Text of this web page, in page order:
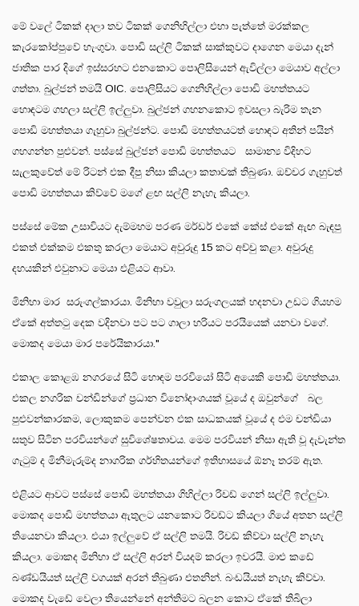
මේ වලේ ටිකක් දාලා තව ටිකක් ගෙනිහිල්ලා එහා පැත්තේ මරක්කල
කැරකෝප්පුවේ හැංගුවා. පොඩි සල්ලි ටිකක් සාක්කුවට දාගෙන මෙයා දැන්
ජාතික පාර දිගේ ඉස්සරහට එනකොට පොලිසියෙන් ඇවිල්ලා මෙයාව අල්ලා
ගත්තා. බුල්ජන් තමයි OIC. පොලිසියට ගෙනිහිල්ලා පොඩි මහත්තයට
හොඳටම ගහලා සල්ලි ඉල්ලුවා. බුල්ජන් ගහනකොට ඉවසලා බැරිම තැන
පොඩි මහත්තයා ගැහුවා බුල්ජන්ට. පොඩි මහත්තයටත් හොඳට අතින් පයින්
ගහගන්න පුළුවන්. පස්සේ බුල්ජන් පොඩි මහත්තයට සාමාන්‍ය විදිහට
සැලකුවේත් මේ රිටන් එක දීපු නිසා කියලා කතාවක් තිබුණා. ඔච්චර ගැහුවත්
පොඩි මහත්තයා කිව්වේ මගේ ළඟ සල්ලි නැහැ කියලා.
පස්සේ මේක උසාවියට දැම්මහම පරණ මර්ඩර් එකේ කේස් එකේ ඇඟ බැඳපු
එකත් එක්කම එකතු කරලා මෙයාට අවුරුදු 15 කට අච්චු කළා. අවුරුදු
දහයකින් එවුනාට මෙයා එළියට ආවා.
මිනිහා මාර සරුංගල්කාරයා. මිනිහා වවුලා සරුංගලයක් හදනවා උඩට ගියහම
ඒකේ අත්තටු දෙක වදිනවා පට පට ගාලා හරියට පරයියෙක් යනවා වගේ.
මොකද මෙයා මාර පරේයිකාරයා."
එකාල කොළඹ නගරයේ සිටි හොඳම පරවියෝ සිටි අයෙකි පොඩි මහත්තයා.
එකල නගරික චන්ඩින්ගේ ප්‍රධාන විනෝදාංශයක් වූයේ ද ඔවුන්ගේ බල
පුළුවන්කාරකම, ලොකුකම පෙන්වන එක සාධකයක් වූයේ ද එම චන්ඩියා
සතුව සිටින පරවියන්ගේ සුවිශේෂතාවය. මෙම පරවියන් නිසා ඇති වූ දැවැන්ත
ගැටුම් ද මිනීමැරුම්ද නාගරික ගර්හිතයන්ගේ ඉතිහාසයේ ඕනෑ තරම් ඇත.
එළියට ආවට පස්සේ පොඩි මහත්තයා ගිහිල්ලා රිචඩ් ගෙන් සල්ලි ඉල්ලුවා.
මොකද පොඩි මහත්තයා ඇතුලට යනකොට රිචඩ්ට කියලා ගියේ අතන සල්ලි
තියෙනවා කියලා. එයා ඉල්ලුවේ ඒ සල්ලි තමයි. රිචඩ් කිව්වා සල්ලි නැහැ
කියලා. මොකද මිනිහා ඒ සල්ලි අරන් වියදම් කරලා ඉවරයි. මාළු කඩේ
බණ්ඩයියත් සල්ලි වගයක් අරන් තිබුණා එතනින්. බංඩයියත් නැහැ කිව්වා.
මොකද වැඩේ වෙලා තියෙන්නේ අන්තිමට බලන කොට ඒකේ තිබිලා